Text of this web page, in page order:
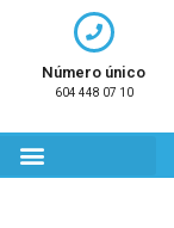
Número único
604 448 07 10